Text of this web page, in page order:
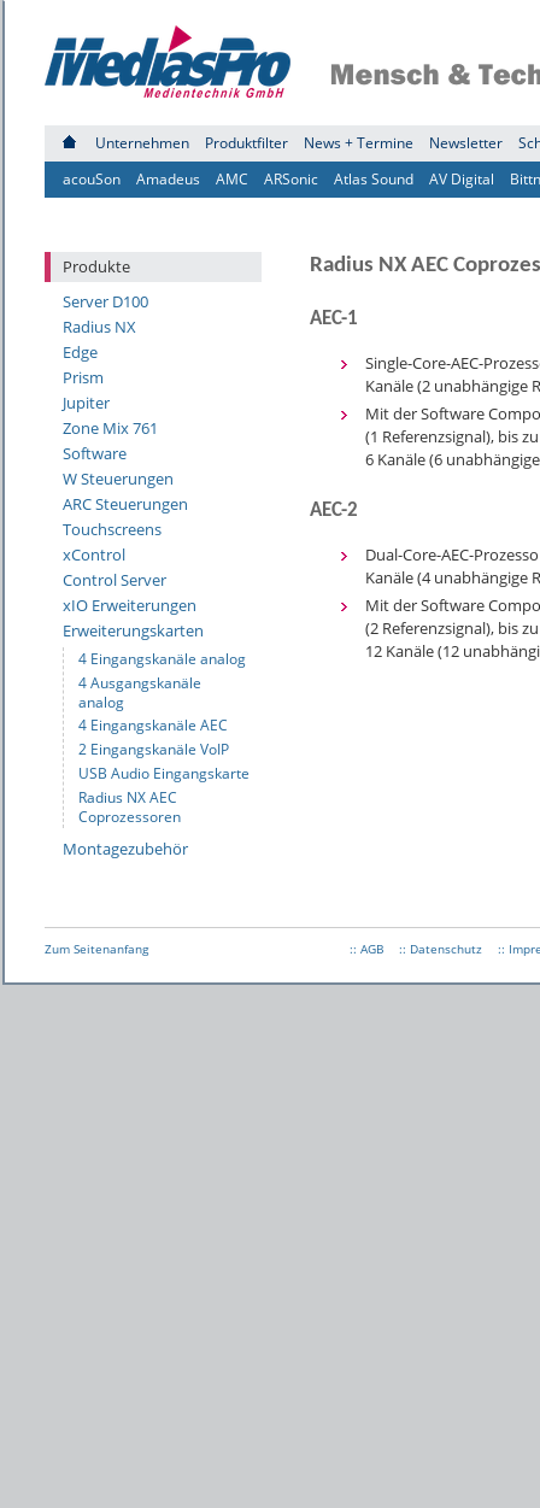
Unternehmen Produktfilter News + Termine Newsletter
acouSon
Amadeus AMC ARSonic Atlas Sound AV Digital
Produkte
Server D100
Radius NX
Edge
Prism
Jupiter
Zone Mix 761
Software
W Steuerungen
ARC Steuerungen
Touchscreens
xControl
Control Server
xIO Erweiterungen
Erweiterungskarten
4 Eingangskanäle analog
4 Ausgangskanäle
analog
4 Eingangskanäle AEC
2 Eingangskanäle VoIP
USB Audio Eingangskarte
Radius NX AEC
Coprozessoren
Montagezubehör
Radius NX AEC
AEC-1
Single-Core-AEC-
Kanäle (2 unabhängige
Mit der Software
(1 Referenzsignal), bis
6 Kanäle (6
AEC-2
Dual-Core-AEC-
Kanäle (4 unabhängige
Mit der Software
(2 Referenzsignal), bis
12 Kanäle (12
Zum Seitenanfang :: AGB :: Datenschutz ::